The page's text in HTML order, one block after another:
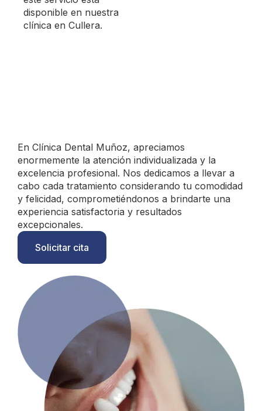
disponible en nuestra
clínica en Cullera.
En Clínica Dental Muñoz, apreciamos
enormemente la atención individualizada y la
excelencia profesional. Nos dedicamos a llevar a
cabo cada tratamiento considerando tu comodidad
y felicidad, comprometiéndonos a brindarte una
experiencia satisfactoria y resultados
excepcionales.
Solicitar cita